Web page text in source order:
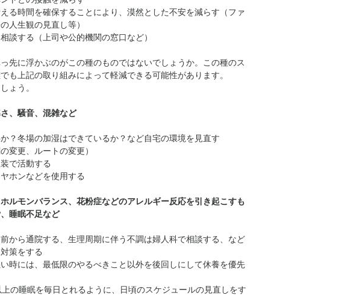
る時間を確保することにより、漠然とした不安を減らす（ファ
人生観の見直し等）
談する（上司や公的機関の窓口など）
先に浮かぶのがこの種のものではないでしょうか。この種のス
も上記の取り組みによって軽減できる可能性があります。
ょう。
、騒音、混雑など
？冬場の加湿はできているか？など自宅の環境を見直す
変更、ルートの変更）
で活動する
ホンなどを使用する
ルモンバランス、花粉症などのアレルギー反応を引き起こすも
睡眠不足など
から通院する、生理周期に伴う不調は婦人科で相談する、など
策をする
時には、最低限のやるべきこと以外を後回しにして休養を優先
の睡眠を毎日とれるように、日頃のスケジュールの見直しをす